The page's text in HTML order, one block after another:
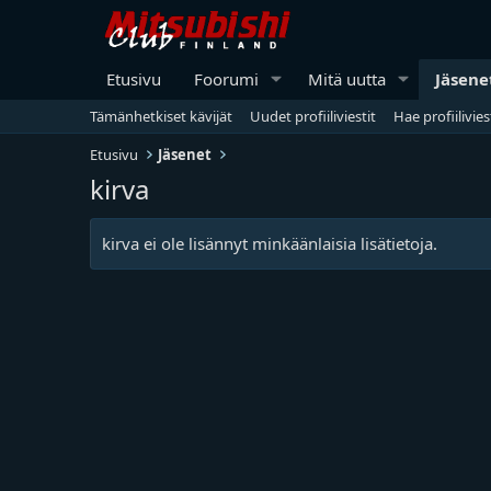
Etusivu Foorumi Mitä uutta
Tämänhetkiset kävijät Uudet profiiliviestit
Hae
Etusivu
Jäsenet
kirva
kirva ei ole lisännyt minkäänlaisia lisätietoja.